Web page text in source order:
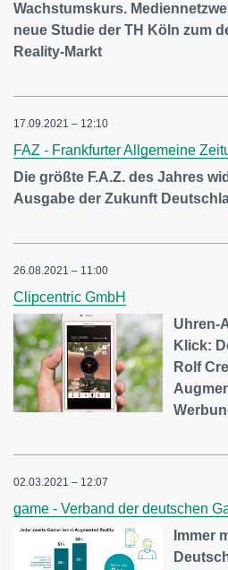
Wachstumskurs.
neue Studie der TH Köln zum
Reality-Markt
17.09.2021 – 12:10
FAZ - Frankfurter Allgemeine
Die größte F.A.Z. des Jahres
Ausgabe der Zukunft
26.08.2021 – 11:00
Clipcentric GmbH
Uhren-
Klick:
Rolf
02.03.2021 – 12:07
game - Verband der deutschen
Immer